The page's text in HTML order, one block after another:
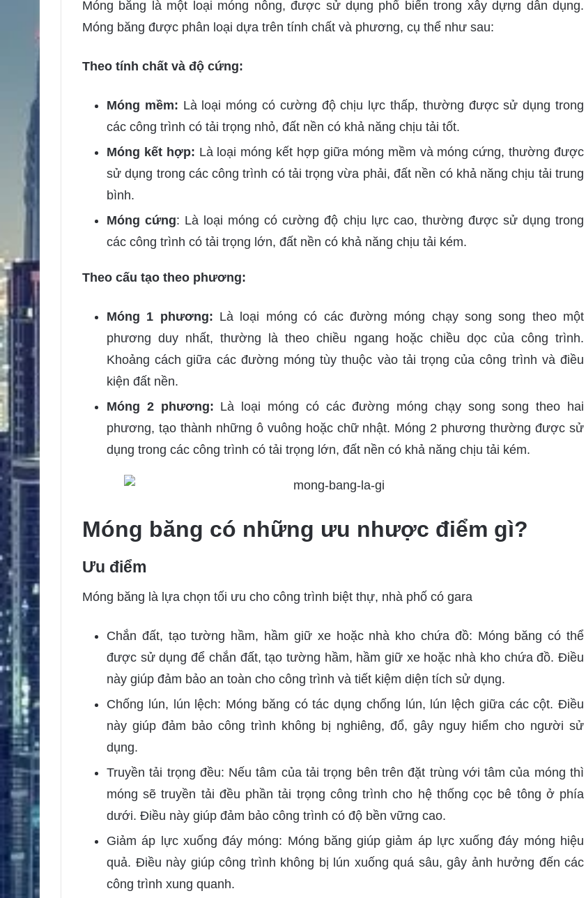
Móng băng là một loại móng nông, được sử dụng phổ biến trong xây dựng dân dụng.
Móng băng được phân loại dựa trên tính chất và phương, cụ thể như sau:
Theo tính chất và độ cứng:
Móng mềm: Là loại móng có cường độ chịu lực thấp, thường được sử dụng trong
các công trình có tải trọng nhỏ, đất nền có khả năng chịu tải tốt.
Móng kết hợp: Là loại móng kết hợp giữa móng mềm và móng cứng, thường được
sử dụng trong các công trình có tải trọng vừa phải, đất nền có khả năng chịu tải trung
bình.
Móng cứng: Là loại móng có cường độ chịu lực cao, thường được sử dụng trong
các công trình có tải trọng lớn, đất nền có khả năng chịu tải kém.
Theo cấu tạo theo phương:
Móng 1 phương: Là loại móng có các đường móng chạy song song theo một
phương duy nhất, thường là theo chiều ngang hoặc chiều dọc của công trình.
Khoảng cách giữa các đường móng tùy thuộc vào tải trọng của công trình và điều
kiện đất nền.
Móng 2 phương: Là loại móng có các đường móng chạy song song theo hai
phương, tạo thành những ô vuông hoặc chữ nhật. Móng 2 phương thường được sử
dụng trong các công trình có tải trọng lớn, đất nền có khả năng chịu tải kém.
Móng băng có những ưu nhược điểm gì?
Ưu điểm
Móng băng là lựa chọn tối ưu cho công trình biệt thự, nhà phố có gara
Chắn đất, tạo tường hầm, hầm giữ xe hoặc nhà kho chứa đồ: Móng băng có thể
được sử dụng để chắn đất, tạo tường hầm, hầm giữ xe hoặc nhà kho chứa đồ. Điều
này giúp đảm bảo an toàn cho công trình và tiết kiệm diện tích sử dụng.
Chống lún, lún lệch: Móng băng có tác dụng chống lún, lún lệch giữa các cột. Điều
này giúp đảm bảo công trình không bị nghiêng, đổ, gây nguy hiểm cho người sử
dụng.
Truyền tải trọng đều: Nếu tâm của tải trọng bên trên đặt trùng với tâm của móng thì
móng sẽ truyền tải đều phần tải trọng công trình cho hệ thống cọc bê tông ở phía
dưới. Điều này giúp đảm bảo công trình có độ bền vững cao.
Giảm áp lực xuống đáy móng: Móng băng giúp giảm áp lực xuống đáy móng hiệu
quả. Điều này giúp công trình không bị lún xuống quá sâu, gây ảnh hưởng đến các
công trình xung quanh.